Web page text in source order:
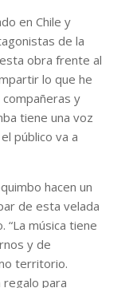
en Chile y
de la
obra frente al
lo que he
y
tiene una voz
público va a
hacen un
de esta velada
música tiene
y de
territorio.
para